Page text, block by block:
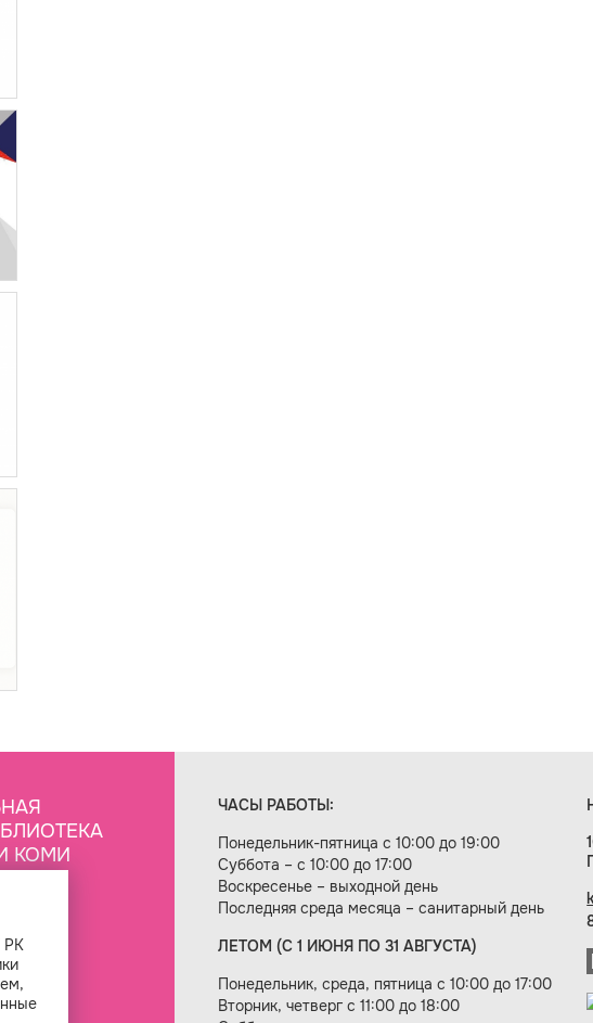
КОМИ
ЧАСЫ РАБОТЫ:
Понедельник-пятница с 10:00 до 19:00
Суббота – с 10:00 до 17:00
Воскресенье – выходной день
Последняя среда месяца – санитарный день
ЛЕТОМ (С 1 ИЮНЯ ПО 31 АВГУСТА)
Понедельник, среда, пятница с 10:00 до 17:00
Вторник, четверг с 11:00 до 18:00
Создание сайта — веб-студия «Цифровой век»
РК